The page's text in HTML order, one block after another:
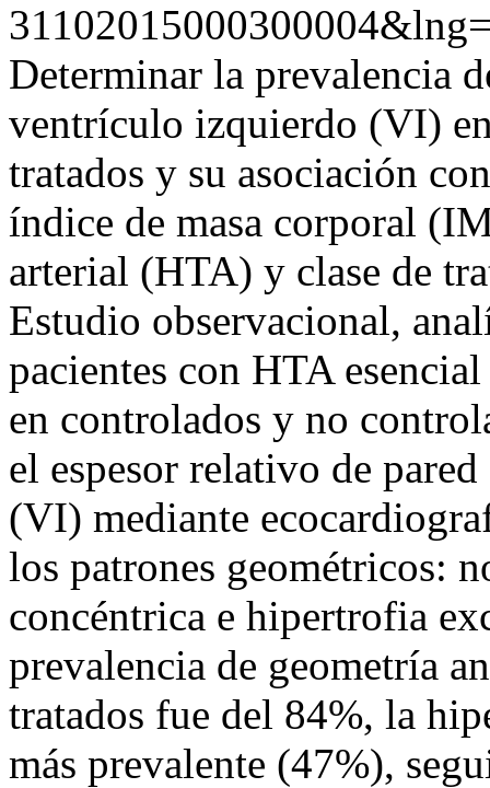
Determinar la prevalencia
ventrículo izquierdo (VI)
tratados y su asociación
índice de masa corporal
arterial (HTA) y clase de
Estudio observacional,
pacientes con HTA
en controlados y no
el espesor relativo de
(VI) mediante
los patrones geométricos:
concéntrica e hipertrofia
prevalencia de geometría
tratados fue del 84%, la
más prevalente (47%),